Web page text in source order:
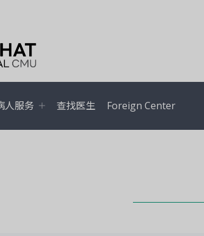
人服务 查找医生 Foreign Center